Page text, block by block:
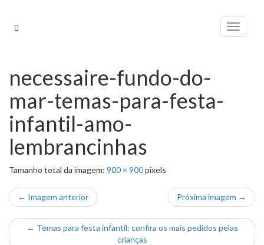
para
Alternar
necessaire-fundo-do-
mar-temas-para-festa-
infantil-amo-
lembrancinhas
Tamanho total da imagem: 900 × 900pixels
← Imagem anterior Próxima imagem →
← Temas para festa infantil: confira os mais pedidos pelas
crianças